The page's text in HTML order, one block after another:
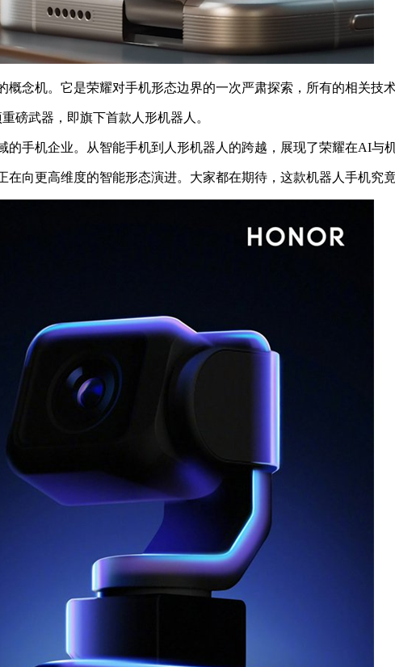
机。它是荣耀对手机形态边界的一次严肃探索，所有的相关技术
武器，即旗下首款人形机器人。
机企业。从智能手机到人形机器人的跨越，展现了荣耀在AI与机
更高维度的智能形态演进。大家都在期待，这款机器人手机究